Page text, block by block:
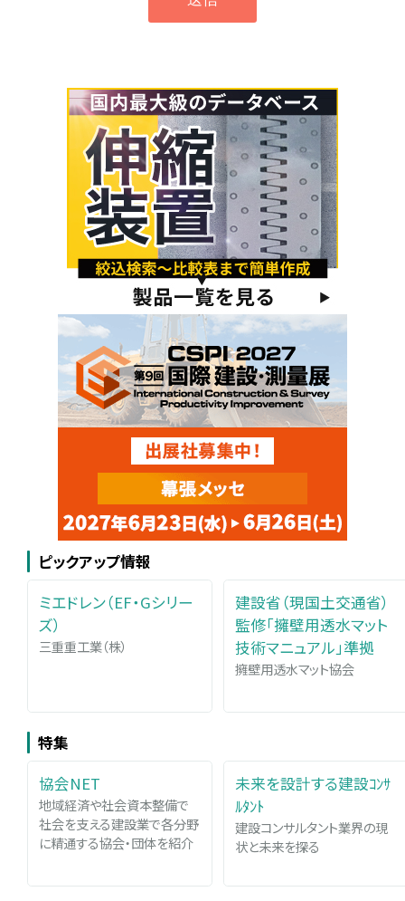
ピックアップ情報
ミエドレン（EF・Gシリー
ズ）
三重重工業（株）
建設省（現国土交通省）
監修「擁壁用透水マット
技術マニュアル」準拠
擁壁用透水マット協会
特集
協会NET
地域経済や社会資本整備で
社会を支える建設業で各分野
に精通する協会・団体を紹介
未来を設計する建設ｺﾝｻ
ﾙﾀﾝﾄ
建設コンサルタント業界の現
状と未来を探る